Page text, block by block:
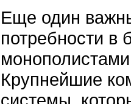
Еще один
потребности в
Крупнейшие